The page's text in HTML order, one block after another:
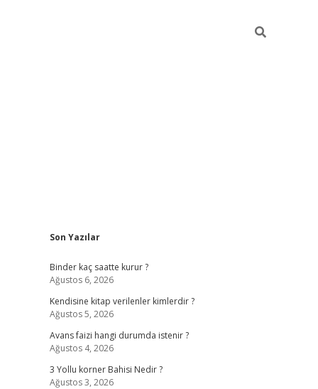
Sidebar
Son Yazılar
Binder kaç saatte kurur ?
Ağustos 6, 2026
Kendisine kitap verilenler kimlerdir ?
Ağustos 5, 2026
Avans faizi hangi durumda istenir ?
Ağustos 4, 2026
3 Yollu korner Bahisi Nedir ?
Ağustos 3, 2026
ilbet güncel giriş adresi